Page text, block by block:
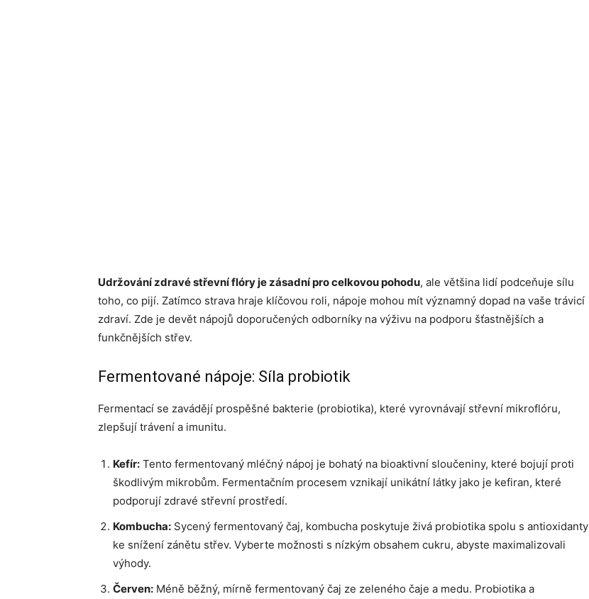
Udržování zdravé střevní flóry je zásadní pro celkovou pohodu, ale většina lidí podceňuje sílu
toho, co pijí. Zatímco strava hraje klíčovou roli, nápoje mohou mít významný dopad na vaše trávicí
zdraví. Zde je devět nápojů doporučených odborníky na výživu na podporu šťastnějších a
funkčnějších střev.
Fermentované nápoje: Síla probiotik
Fermentací se zavádějí prospěšné bakterie (probiotika), které vyrovnávají střevní mikroflóru,
zlepšují trávení a imunitu.
Kefír: Tento fermentovaný mléčný nápoj je bohatý na bioaktivní sloučeniny, které bojují proti
škodlivým mikrobům. Fermentačním procesem vznikají unikátní látky jako je kefiran, které
podporují zdravé střevní prostředí.
Kombucha: Sycený fermentovaný čaj, kombucha poskytuje živá probiotika spolu s antioxidanty
ke snížení zánětu střev. Vyberte možnosti s nízkým obsahem cukru, abyste maximalizovali
výhody.
Červen: Méně běžný, mírně fermentovaný čaj ze zeleného čaje a medu. Probiotika a